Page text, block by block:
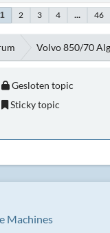
1 2 3 4 ... 46
Volvo 850/70
Gesloten topic
Sticky topic
Machines